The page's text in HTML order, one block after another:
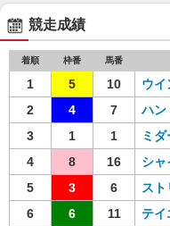
競走成績
着順 枠番 馬番
1 5 10 ウイ
2
4 7 ハン
3
1 1 ミ
4
8 16 シャ
5
3 6 ス
6
6 11 テイ